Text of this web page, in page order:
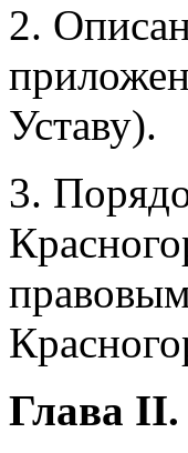
2.
Уставу).
3.
Глава II.